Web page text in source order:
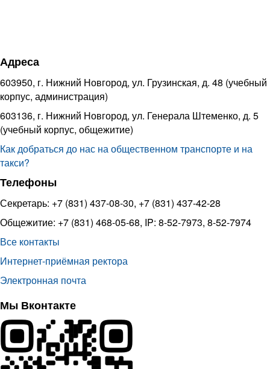
Адреса
603950, г. Нижний Новгород, ул. Грузинская, д. 48 (учебный
корпус, администрация)
603136, г. Нижний Новгород, ул. Генерала Штеменко, д. 5
(учебный корпус, общежитие)
Как добраться до нас на общественном транспорте и на
такси?
Телефоны
Секретарь: +7 (831) 437-08-30, +7 (831) 437-42-28
Общежитие: +7 (831) 468-05-68, IP: 8-52-7973, 8-52-7974
Все контакты
Интернет-приёмная ректора
Электронная почта
Мы Вконтакте